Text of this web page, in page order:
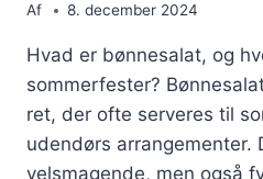
Af 8. december 2024
Hvad er bønnesalat, og
sommerfester?
ret, der ofte serveres til
udendørs arrangementer.
velsmagende, men også